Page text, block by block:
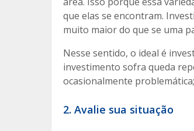
que elas se encontram.
muito maior do que se uma
Nesse sentido, o ideal é
investimento sofra queda
ocasionalmente problemática;
2. Avalie sua situação